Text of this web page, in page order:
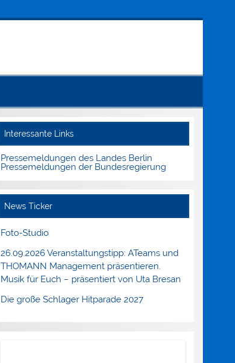
Interessante Links
Pressemeldungen des Landes Berlin
Pressemeldungen der Bundesregierung
News Ticker
Foto-Studio
26.09.2026 Veranstaltungstipp: ATeams und
THOMANN Management präsentieren.
Musik für Euch – präsentiert von Uta Bresan
Die große Schlager Hitparade 2027